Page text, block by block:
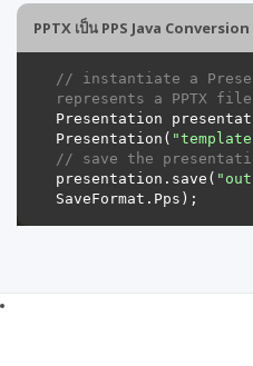
PPTX เป็น PPS Java
// instantiate a
represents a PPTX file
Presentation
Presentation(
// save the
presentation.save(